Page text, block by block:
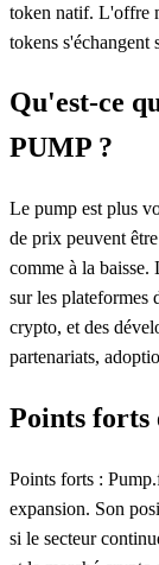
token natif. L'offre
tokens s'échangent
Qu'est-ce
PUMP ?
Le pump est plus
de prix peuvent
comme à la
sur les plateformes
crypto, et des
partenariats,
Points forts
Points forts :
expansion. Son
si le secteur